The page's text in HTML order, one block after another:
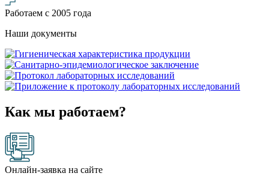
Работаем с 2005 года
Наши документы
Как мы работаем?
Онлайн-заявка на сайте